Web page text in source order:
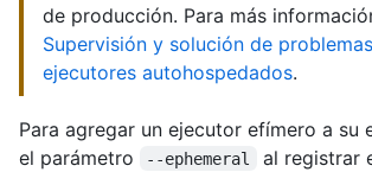
de producción. Para más
Supervisión y solución de
ejecutores autohospedados.
Para agregar un ejecutor efímero a su
el parámetro
--ephemeral
al registrar